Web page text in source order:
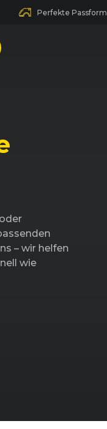
Perfekte Passform
– wir helfen
wie